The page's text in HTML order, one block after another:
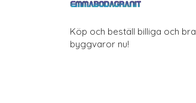
Köp och beställ billiga och bra
byggvaror nu!